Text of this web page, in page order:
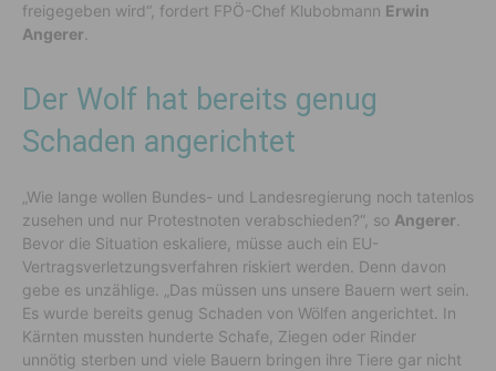
freigegeben wird“, fordert FPÖ-Chef Klubobmann Erwin
Angerer
Der Wolf hat bereits genug
Schaden angerichtet
„Wie lange wollen Bundes- und Landesregierung noch tatenlos
zusehen und nur Protestnoten verabschieden?“, so Angerer
Bevor die Situation eskaliere, müsse auch ein EU-
Vertragsverletzungsverfahren riskiert werden. Denn davon
gebe es unzählige. „Das müssen uns unsere Bauern wert sein.
Es wurde bereits genug Schaden von Wölfen angerichtet. In
Kärnten mussten hunderte Schafe, Ziegen oder Rinder
unnötig sterben und viele Bauern bringen ihre Tiere gar nicht